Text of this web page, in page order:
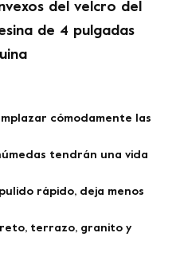
del velcro del
de 4 pulgadas
cómodamente las
tendrán una vida
rápido, deja menos
terrazo, granito y